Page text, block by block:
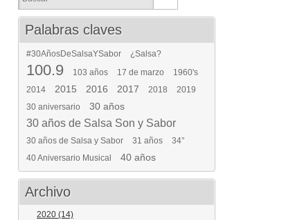
Palabras claves
#30AñosDeSalsaYSabor ¿Salsa?
100.9 103 años 17 de marzo
1960's
2014
2015 2016 2017 2018
2019
30 aniversario
30 años
30 años de Salsa Son y Sabor
30 años de Salsa y Sabor 31 años
34°
40 Aniversario Musical
40 años
Archivo
2020 (14)